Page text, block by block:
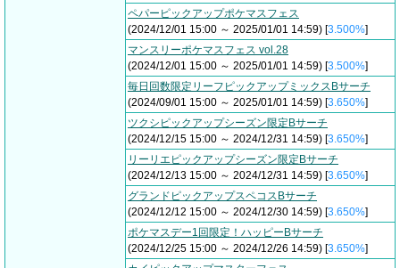
ペパーピックアップポケマスフェス
(2024/12/01 15:00 ～ 2025/01/01 14:59) [3.500%]
マンスリーポケマスフェス vol.28
(2024/12/01 15:00 ～ 2025/01/01 14:59) [3.500%]
毎日回数限定リーフピックアップミックスBサーチ
(2024/09/01 15:00 ～ 2025/01/01 14:59) [3.650%]
ツクシピックアップシーズン限定Bサーチ
(2024/12/15 15:00 ～ 2024/12/31 14:59) [3.650%]
リーリエピックアップシーズン限定Bサーチ
(2024/12/13 15:00 ～ 2024/12/31 14:59) [3.650%]
グランドピックアップスペコスBサーチ
(2024/12/12 15:00 ～ 2024/12/30 14:59) [3.650%]
ポケマスデー1回限定！ハッピーBサーチ
(2024/12/25 15:00 ～ 2024/12/26 14:59) [3.650%]